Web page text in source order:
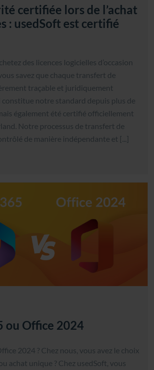
certifiée lors de l’achat
: usedSoft est certifié
des licences logicielles d’occasion
savez que chaque transfert de
traçable et juridiquement
constitue notre standard depuis plus de
également été certifié officiellement
Notre processus de transfert de
de manière indépendante et [...]
ou Office 2024
2024 ? Chez nous, vous avez le choix
achat unique ? Chez usedSoft, vous